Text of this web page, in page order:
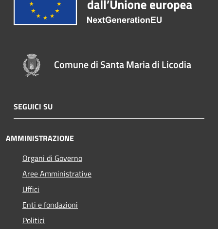
Comune di Santa Maria di Licodia
SEGUICI SU
AMMINISTRAZIONE
Organi di Governo
Aree Amministrative
Uffici
Enti e fondazioni
Politici